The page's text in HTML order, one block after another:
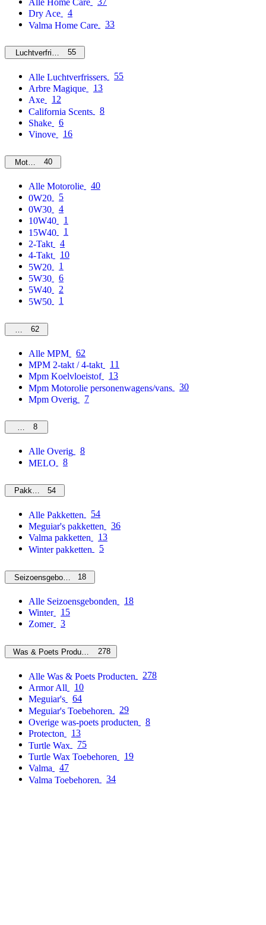
Dry Ace
4
Valma Home Care
33
Luchtverfrissers55
Alle Luchtverfrissers
55
Arbre Magique
13
Axe
12
California Scents
8
Shake
6
Vinove
16
Motorolie40
Alle Motorolie
40
0W20
5
0W30
4
10W40
1
15W40
1
2-Takt
4
4-Takt
10
5W20
1
5W30
6
5W40
2
5W50
1
MPM62
Alle MPM
62
MPM 2-takt / 4-takt
11
Mpm Koelvloeistof
13
Mpm Motorolie personenwagens/vans
30
Mpm Overig
7
Overig
8
Alle Overig
8
MELO
8
Pakketten54
Alle Pakketten
54
Meguiar's pakketten
36
Valma pakketten
13
Winter pakketten
5
Seizoensgebonden18
Alle Seizoensgebonden
18
Winter
15
Zomer
3
Was & Poets Producten 278
Alle Was & Poets Producten
278
Armor All
10
Meguiar's
64
Meguiar's Toebehoren
29
Overige was-poets producten
8
Protecton
13
Turtle Wax
75
Turtle Wax Toebehoren
19
Valma
47
Valma Toebehoren
34